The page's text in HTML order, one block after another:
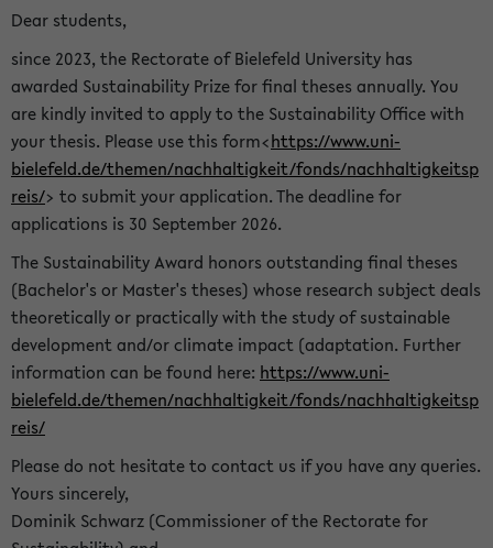
Dear students,
since 2023, the Rectorate of Bielefeld University has
awarded Sustainability Prize for final theses annually. You
are kindly invited to apply to the Sustainability Office with
your thesis. Please use this form<https://www.uni-
bielefeld.de/themen/nachhaltigkeit/fonds/nachhaltigkeitsp
reis/> to submit your application. The deadline for
applications is 30 September 2026.
The Sustainability Award honors outstanding final theses
(Bachelor's or Master's theses) whose research subject deals
theoretically or practically with the study of sustainable
development and/or climate impact (adaptation. Further
information can be found here: https://www.uni-
bielefeld.de/themen/nachhaltigkeit/fonds/nachhaltigkeitsp
reis/
Please do not hesitate to contact us if you have any queries.
Yours sincerely,
Dominik Schwarz (Commissioner of the Rectorate for